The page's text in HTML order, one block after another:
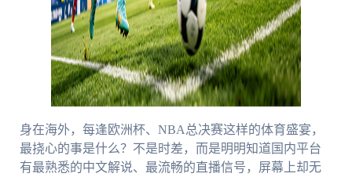
身在海外，每逢欧洲杯、NBA总决赛这样的体育盛宴，
最挠心的事是什么？不是时差，而是明明知道国内平台
有最熟悉的中文解说、最流畅的直播信号，屏幕上却无